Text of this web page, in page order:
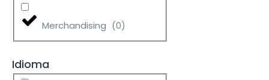
Merchandising (0)
Idioma